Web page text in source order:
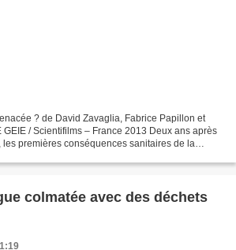
? de David Zavaglia, Fabrice Papillon et
GEIE / Scientifilms – France 2013 Deux ans après
premières conséquences sanitaires de la
colmatée avec des déchets